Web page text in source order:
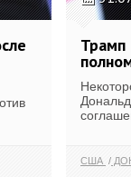
Трамп
США